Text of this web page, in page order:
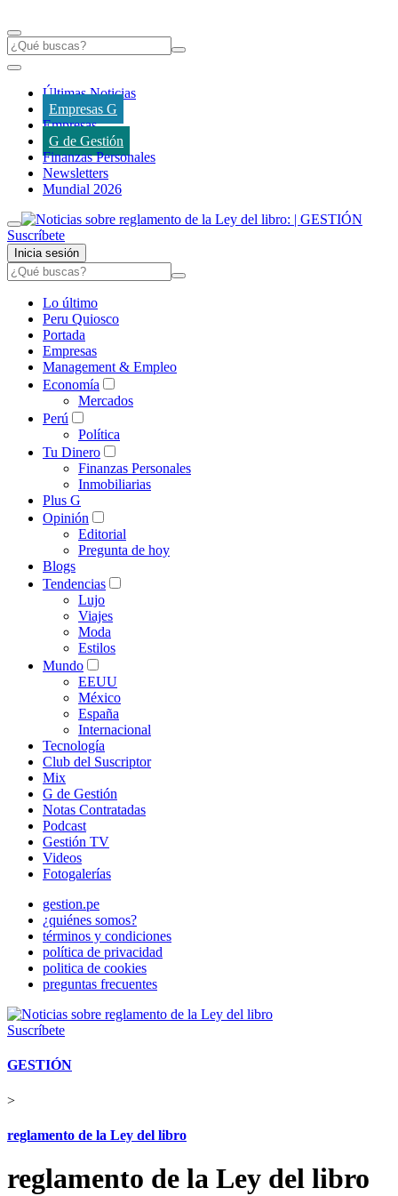
Últimas Noticias
Empresas G
Empresas
G de Gestión
Finanzas Personales
Newsletters
Mundial 2026
Suscríbete
Inicia sesión
Lo último
Peru Quiosco
Portada
Empresas
Management & Empleo
Economía
Mercados
Perú
Política
Tu Dinero
Finanzas Personales
Inmobiliarias
Plus G
Opinión
Editorial
Pregunta de hoy
Blogs
Tendencias
Lujo
Viajes
Moda
Estilos
Mundo
EEUU
México
España
Internacional
Tecnología
Club del Suscriptor
Mix
G de Gestión
Notas Contratadas
Podcast
Gestión TV
Videos
Fotogalerías
gestion.pe
¿quiénes somos?
términos y condiciones
política de privacidad
politica de cookies
preguntas frecuentes
Suscríbete
GESTIÓN
>
reglamento de la Ley del libro
reglamento de la Ley del libro